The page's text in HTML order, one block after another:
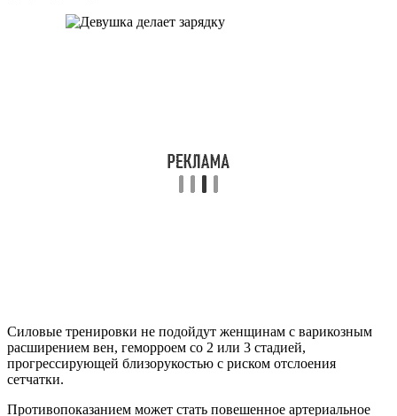
Силовые тренировки не подойдут женщинам с варикозным
расширением вен, геморроем со 2 или 3 стадией,
прогрессирующей близорукостью с риском отслоения
сетчатки.
Противопоказанием может стать повешенное артериальное